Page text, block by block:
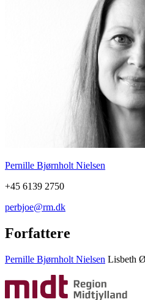
Pernille Bjørnholt Nielsen
+45 6139 2750
perbjoe@rm.dk
Forfattere
Pernille Bjørnholt Nielsen Lisbeth